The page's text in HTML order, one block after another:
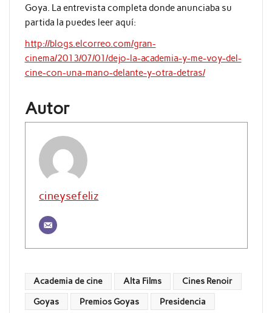
Goya. La entrevista completa donde anunciaba su
partida la puedes leer aquí:
http://blogs.elcorreo.com/gran-
cinema/2013/07/01/dejo-la-academia-y-me-voy-del-
cine-con-una-mano-delante-y-otra-detras/
Autor
cineysefeliz
Academia de cine Alta Films Cines Renoir
Goyas Premios Goyas Presidencia